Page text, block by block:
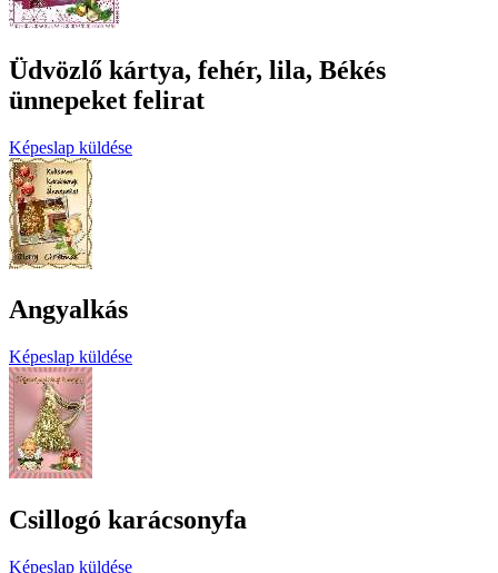
Üdvözlő kártya, fehér, lila, Békés
ünnepeket felirat
Képeslap küldése
Angyalkás
Képeslap küldése
Csillogó karácsonyfa
Képeslap küldése